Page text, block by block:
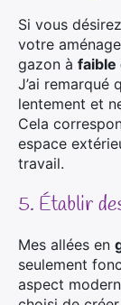
Si vous
votre
gazon à faible
J’ai
lentement et
Cela
espace
travail.
5. Établir
Mes allées en
seulement
aspect